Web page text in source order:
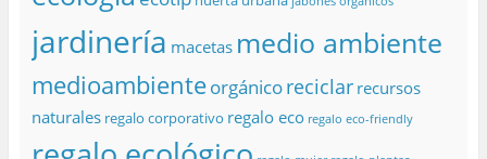
jardinería macetas medio ambiente
medioambienteorgánicoreciclar recursos
naturales regalo corporativo regalo eco regalo eco-friendly